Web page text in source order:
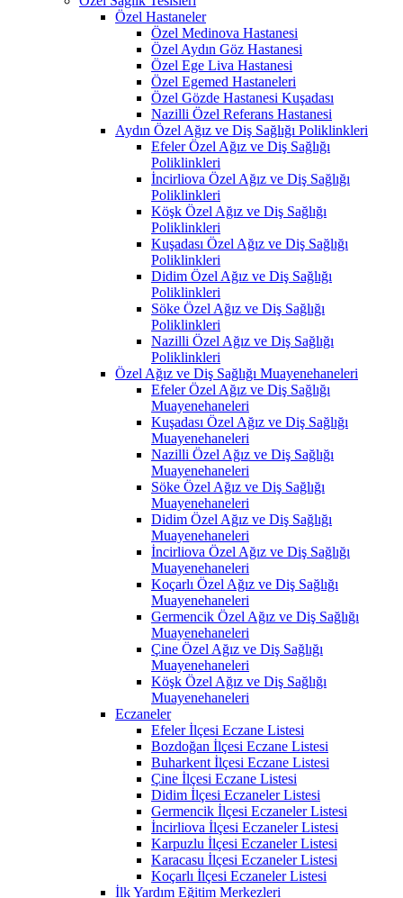
Özel Hastaneler
Özel Medinova Hastanesi
Özel Aydın Göz Hastanesi
Özel Ege Liva Hastanesi
Özel Egemed Hastaneleri
Özel Gözde Hastanesi Kuşadası
Nazilli Özel Referans Hastanesi
Aydın Özel Ağız ve Diş Sağlığı Poliklinkleri
Efeler Özel Ağız ve Diş Sağlığı
Poliklinkleri
İncirliova Özel Ağız ve Diş Sağlığı
Poliklinkleri
Köşk Özel Ağız ve Diş Sağlığı
Poliklinkleri
Kuşadası Özel Ağız ve Diş Sağlığı
Poliklinkleri
Didim Özel Ağız ve Diş Sağlığı
Poliklinkleri
Söke Özel Ağız ve Diş Sağlığı
Poliklinkleri
Nazilli Özel Ağız ve Diş Sağlığı
Poliklinkleri
Özel Ağız ve Diş Sağlığı Muayenehaneleri
Efeler Özel Ağız ve Diş Sağlığı
Muayenehaneleri
Kuşadası Özel Ağız ve Diş Sağlığı
Muayenehaneleri
Nazilli Özel Ağız ve Diş Sağlığı
Muayenehaneleri
Söke Özel Ağız ve Diş Sağlığı
Muayenehaneleri
Didim Özel Ağız ve Diş Sağlığı
Muayenehaneleri
İncirliova Özel Ağız ve Diş Sağlığı
Muayenehaneleri
Koçarlı Özel Ağız ve Diş Sağlığı
Muayenehaneleri
Germencik Özel Ağız ve Diş Sağlığı
Muayenehaneleri
Çine Özel Ağız ve Diş Sağlığı
Muayenehaneleri
Köşk Özel Ağız ve Diş Sağlığı
Muayenehaneleri
Eczaneler
Efeler İlçesi Eczane Listesi
Bozdoğan İlçesi Eczane Listesi
Buharkent İlçesi Eczane Listesi
Çine İlçesi Eczane Listesi
Didim İlçesi Eczaneler Listesi
Germencik İlçesi Eczaneler Listesi
İncirliova İlçesi Eczaneler Listesi
Karpuzlu İlçesi Eczaneler Listesi
Karacasu İlçesi Eczaneler Listesi
Koçarlı İlçesi Eczaneler Listesi
İlk Yardım Eğitim Merkezleri